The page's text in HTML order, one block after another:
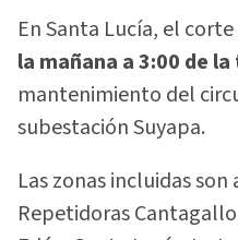
En Santa Lucía, el
la mañana a 3:00 de
mantenimiento del
subestación Suyapa.
Las zonas incluidas
Repetidoras